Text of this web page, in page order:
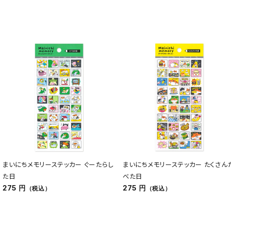
まいにちメモリーステッカー ぐーたらし
た日
275 円 （税込）
まいにちメモリーステッカー たくさんた
べた日
275 円 （税込）